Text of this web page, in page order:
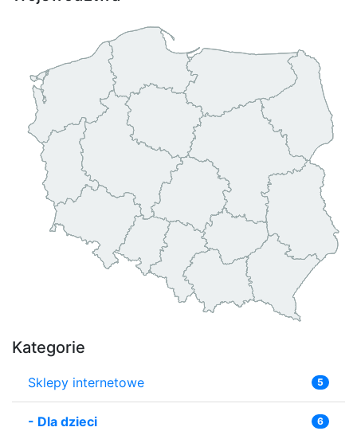
Kategorie
Sklepy internetowe 5
- Dla dzieci 6